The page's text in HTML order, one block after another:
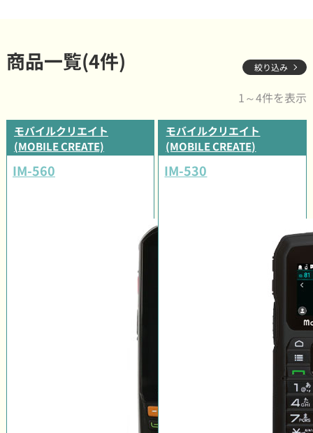
商品一覧(4件) 絞り込み
1～4件を表示
モバイルクリエイト
(MOBILE CREATE)
IM-560
モバイルクリエイト
(MOBILE CREATE)
IM-530